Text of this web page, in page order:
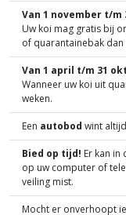
Van 1 november t/m
Uw koi mag gratis bij
of quarantainebak
Van 1 april t/m 31
Wanneer uw koi uit
weken.
Een autobod wint
Bied op tijd! Er kan
op uw computer of
veiling mist.
Mocht er onverhoopt